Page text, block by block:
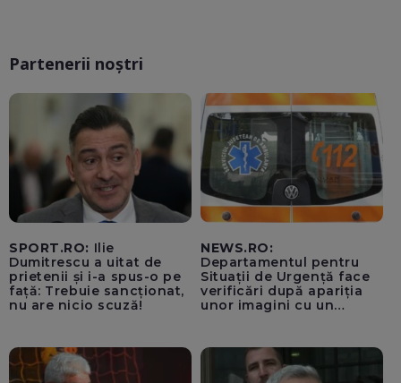
Partenerii noștri
SPORT.RO: Ilie
Dumitrescu a uitat de
prietenii și i-a spus-o pe
față: Trebuie sancționat,
nu are nicio scuză!
NEWS.RO:
Departamentul pentru
Situații de Urgență face
verificări după apariția
unor imagini cu un
pentru cumpărături în
timp ce transporta un
pacient către spital